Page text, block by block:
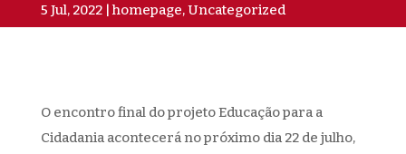
5 Jul, 2022 homepage,Uncategorized
O encontro final do projeto Educação para a
Cidadania acontecerá no próximo dia 22 de julho,